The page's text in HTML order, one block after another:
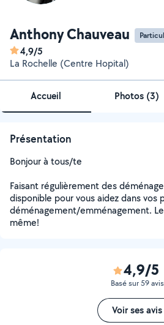
Anthony Chauveau
4,9/5
La Rochelle (Centre Hopital)
Accueil Photos (3)
Présentation
Bonjour à tous/te
Faisant régulièrement des
disponible pour vous aidez dans vos
déménagement/emménagement.
même!
4,9/5
Basé sur 59 avis
Voir ses avis